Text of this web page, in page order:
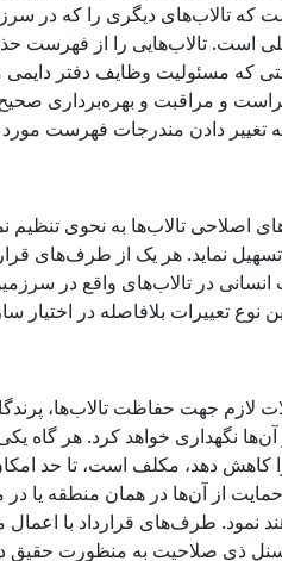
که تالاب‌های دیگری را که در
است. تالاب‌هایی را از فهرست
و مراقبت و بهره‌برداری صحیح
دادن مندرجات فهرست مورد
تالاب‌ها به نحوی تنظیم
نماید. هر یک از طرف‌های
انسانی در تالاب‌های واقع در
بلافاصله در اختیار سازمان یا
لازم جهت حفاظت تالاب‌ها،
نگهداری خواهد کرد.‌ هر گاه
دهد، مکلف است، تا حد
از آن‌ها در همان منطقه یا در
نمود. طرف‌های قرارداد با
ذی صلاحیت به منظورت حقیق